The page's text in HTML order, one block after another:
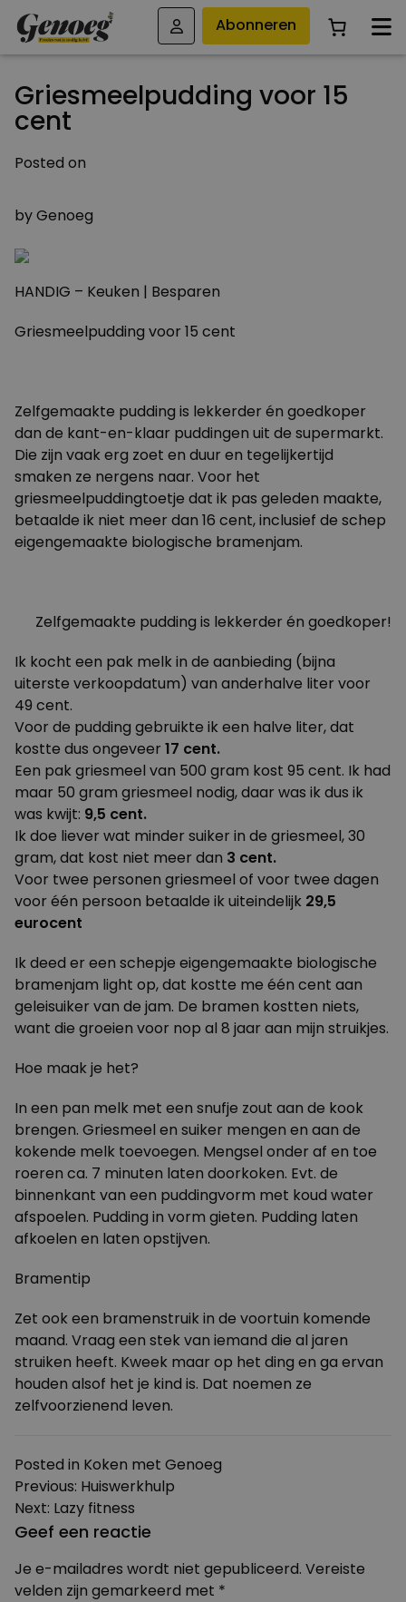
Abonneren
Griesmeelpudding voor 15
cent
Posted on
byGenoeg
HANDIG – Keuken | Besparen
Griesmeelpudding voor 15 cent
Zelfgemaakte pudding is lekkerder én goedkoper
dan de kant-en-klaar puddingen uit de supermarkt.
Die zijn vaak erg zoet en duur en tegelijkertijd
smaken ze nergens naar. Voor het
griesmeelpuddingtoetje dat ik pas geleden maakte,
betaalde ik niet meer dan 16 cent, inclusief de schep
eigengemaakte biologische bramenjam.
Zelfgemaakte pudding is lekkerder én goedkoper!
Ik kocht een pak melk in de aanbieding (bijna
uiterste verkoopdatum) van anderhalve liter voor
49 cent.
Voor de pudding gebruikte ik een halve liter, dat
kostte dus ongeveer 17 cent.
Een pak griesmeel van 500 gram kost 95 cent. Ik had
maar 50 gram griesmeel nodig, daar was ik dus ik
was kwijt: 9,5 cent.
Ik doe liever wat minder suiker in de griesmeel, 30
gram, dat kost niet meer dan 3 cent.
Voor twee personen griesmeel of voor twee dagen
voor één persoon betaalde ik uiteindelijk 29,5
eurocent
Ik deed er een schepje eigengemaakte biologische
bramenjam light op, dat kostte me één cent aan
geleisuiker van de jam. De bramen kostten niets,
want die groeien voor nop al 8 jaar aan mijn struikjes.
Hoe maak je het?
In een pan melk met een snufje zout aan de kook
brengen. Griesmeel en suiker mengen en aan de
kokende melk toevoegen. Mengsel onder af en toe
roeren ca. 7 minuten laten doorkoken. Evt. de
binnenkant van een puddingvorm met koud water
afspoelen. Pudding in vorm gieten. Pudding laten
afkoelen en laten opstijven.
Bramentip
Zet ook een bramenstruik in de voortuin komende
maand. Vraag een stek van iemand die al jaren
struiken heeft. Kweek maar op het ding en ga ervan
houden alsof het je kind is. Dat noemen ze
zelfvoorzienend leven.
Posted in Koken met Genoeg
Bericht
navigatie
Previous: Huiswerkhulp
Next: Lazy fitness
Geef een reactie
Je e-mailadres wordt niet gepubliceerd. Vereiste
velden zijn gemarkeerd met *